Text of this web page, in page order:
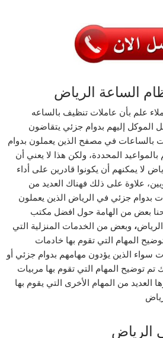
الساعة الرياض
علم بأن عاملات تنظيف بالساعه
الموكل إليهم بدوام جزئي يتقاضون
بالساعات في مصفح الذين يعملون بدوام
المحددة، ولكن هذا لا يعني أن
لا يمكنهم أن يكونوا قادرين على أداء
علاوة على ذلك فهناك العديد من
بدوام جزئي في الرياض الذين يعملون
بعض من الهامة حول افضل مكتب
، وبعض من الخدمات المنزلية التي
المهام التي تقوم بها خادمات
سواء الذين يؤدون مهامهم بدوام جزئي أو
تم توضيح المهام التي تقوم بها مربيات
العديد من المهام الأخرى التي يقوم بها
الرياض